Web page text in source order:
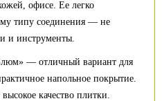
офисе. Ее легко
типу соединения — не
и инструменты.
— отличный вариант для
напольное покрытие.
качество плитки.